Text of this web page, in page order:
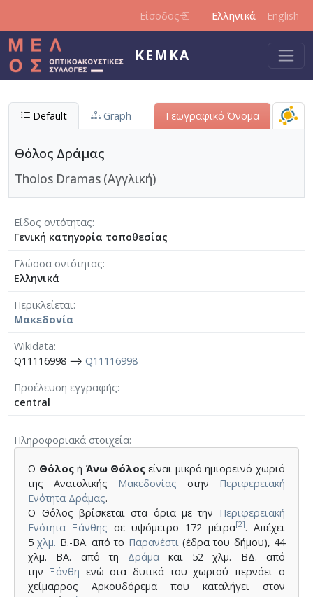
Είσοδος Ελληνικά English
ΚΕΜΚΑ
Default Graph Γεωγραφικό Όνομα
Θόλος Δράμας
Tholos Dramas (Αγγλική)
Είδος οντότητας
Γενική κατηγορία τοποθεσίας
Γλώσσα οντότητας
Ελληνικά
Περικλείεται
Μακεδονία
Wikidata
Q11116998 ⟶ Q11116998
Προέλευση εγγραφής
central
Πληροφοριακά στοιχεία
Ο Θόλοςή Άνω Θόλος είναι μικρό ημιορεινό χωριό
της Ανατολικής Μακεδονίας στην Περιφερειακή
Ενότητα Δράμας.
Ο Θόλος βρίσκεται στα όρια με την Περιφερειακή
Ενότητα Ξάνθης σε υψόμετρο 172 μέτρα[2]. Απέχει
5χλμ. Β.-ΒΑ. από το Παρανέστι (έδρα του δήμου), 44
χλμ. ΒΑ. από τη Δράμακαι 52 χλμ. ΒΔ. από
την Ξάνθη ενώ στα δυτικά του χωριού περνάει ο
χείμαρρος Αρκουδόρεμα που καταλήγει στον